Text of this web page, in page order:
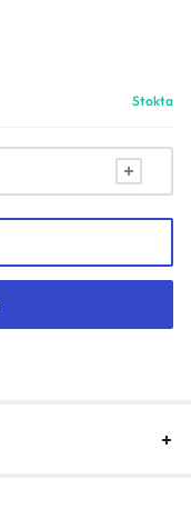
Stokta